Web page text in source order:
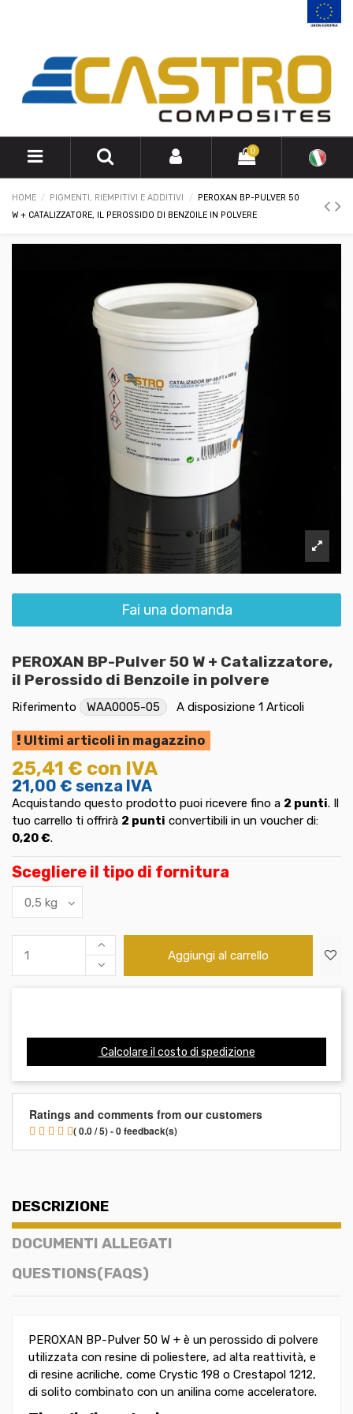
0
HOME PIGMENTI, RIEMPITIVI E ADDITIVI
PEROXAN BP-PULVER 50
W + CATALIZZATORE, IL PEROSSIDO DI BENZOILE IN POLVERE
Fai una domanda
PEROXAN BP-Pulver 50 W + Catalizzatore,
il Perossido di Benzoile in polvere
Riferimento WAA0005-05 A disposizione 1 Articoli
Ultimi articoli in magazzino
25,41 € con IVA
21,00 € senza IVA
Acquistando questo prodotto puoi ricevere fino a 2 punti. Il
tuo carrello ti offrirà 2 punti convertibili in un voucher di:
0,20 €.
Scegliere il tipo di fornitura
Aggiungi al carrello
Calcolare il costo di spedizione
Ratings and comments from our customers
( 0.0 / 5) - 0 feedback(s)
DESCRIZIONE
DOCUMENTI ALLEGATI
QUESTIONS(FAQS)
PEROXAN BP-Pulver 50 W + è un perossido di polvere
utilizzata con resine di poliestere, ad alta reattività, e
di resine acriliche, come Crystic 198 o Crestapol 1212,
di solito combinato con un anilina come acceleratore.